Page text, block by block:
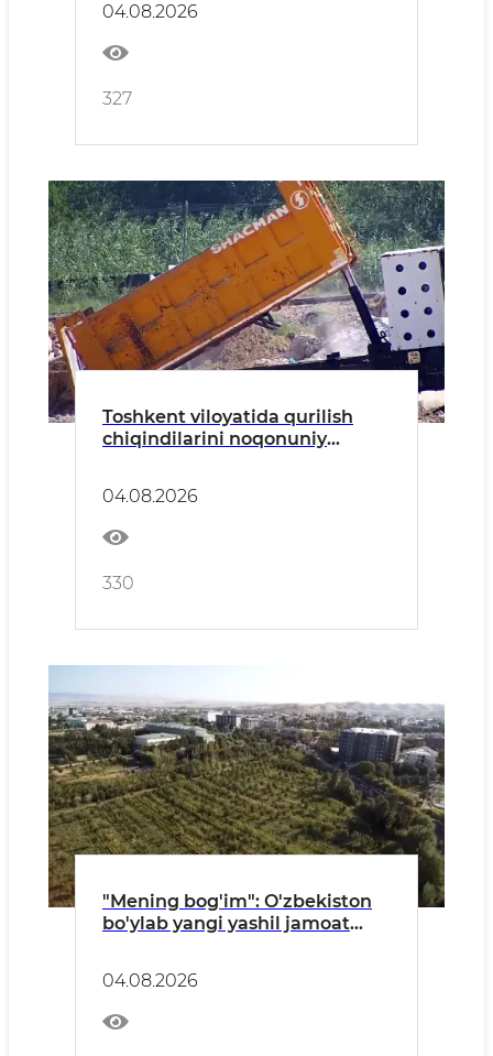
04.08.2026
327
Toshkent viloyatida qurilish
chiqindilarini noqonuniy
04.08.2026
330
"Mening bog'im": O'zbekiston
bo'ylab yangi yashil jamoat
04.08.2026